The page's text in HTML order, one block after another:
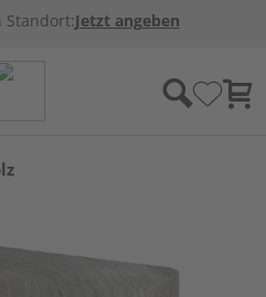
Standort:Jetzt angeben